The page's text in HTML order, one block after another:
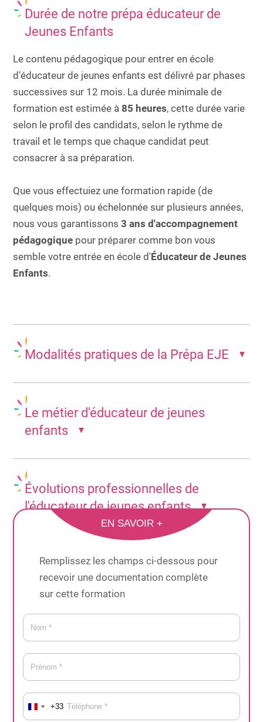
Durée de notre prépa éducateur de
Jeunes Enfants
Le contenu pédagogique pour entrer en école
d’éducateur de jeunes enfants est délivré par phases
successives sur 12 mois. La durée minimale de
formation est estimée à85 heures, cette durée varie
selon le profil des candidats, selon le rythme de
travail et le temps que chaque candidat peut
consacrer à sa préparation.
Que vous effectuiez une formation rapide (de
quelques mois) ou échelonnée sur plusieurs années,
nous vous garantissons3 ans d'accompagnement
pédagogique pour préparer comme bon vous
semble votre entrée en école d'Éducateur de Jeunes
Enfants.
Modalités pratiques de la Prépa EJE ▼
Le métier d'éducateur de jeunes
enfants
▼
Évolutions professionnelles de
l'éducateur de jeunes enfants
▼
le Diplôme d’État d’Ingénierie Sociale (DEIS),
d’Encadrement et de Responsable d’Unité
d’Intervention Sociale (CAFERUIS),
le Certificat d’Aptitude aux Fonctions de Directeur
d’Établissement ou de Service d’intervention
EN SAVOIR +
Remplissez les champs ci-dessous pour
recevoir une documentation complète
sur cette formation
+33